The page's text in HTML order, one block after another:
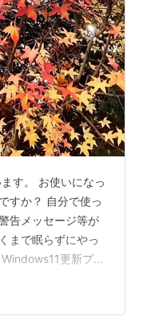
す。 お使いになっ
すか？ 自分で使っ
告メッセージ等が
まで眠らずにやっ
更新プロ
べて問題が解決し
も再起動時にプロ